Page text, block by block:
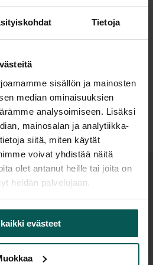
Tietoja
sisällön ja mainosten
median ominaisuuksien
analysoimiseen. Lisäksi
mainosalan ja analytiikka-
siitä, miten käytät
voivat yhdistää näitä
olet antanut heille tai joita on
heidän palvelujaan.
evästeet
kierrätettävästä
ovat saatavilla viidessä eri
MDF:stä, melamiinista,
sekä eri paksuuksilla ja
HPL:istä. Kaapelihallinta on
työympäristöä, ja ESSENS-
erityisesti kaapelien
mahdollistavat erilaisten
ja kaapelien siistin
siistin ja toimivan
kestämään pitkään ja
ja
joten voit olla varma, että